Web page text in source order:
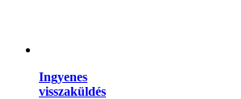
Ingyenes
visszaküldés